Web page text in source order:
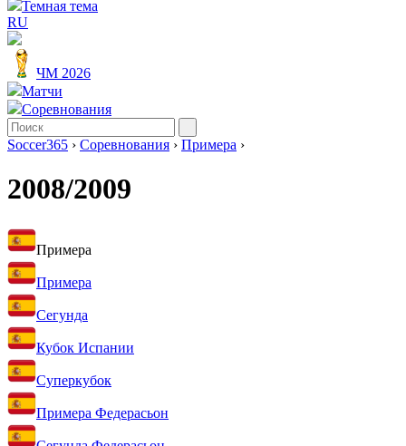
Темная тема
RU
ЧМ 2026
Матчи
Соревнования
Soccer365 › Соревнования › Примера ›
2008/2009
Примера
Примера
Сегунда
Кубок Испании
Суперкубок
Примера Федерасьон